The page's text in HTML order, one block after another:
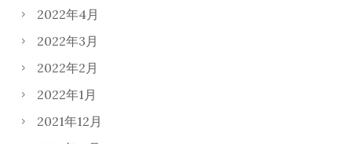
2022年4月
2022年3月
2022年2月
2022年1月
2021年12月